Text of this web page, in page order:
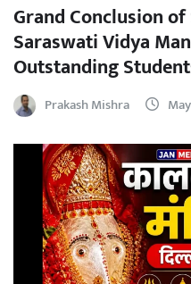
Grand Conclusion
Saraswati Vidya
Outstanding
Prakash Mishra